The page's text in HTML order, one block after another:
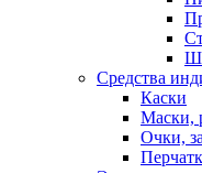
Средства
Каски
Маски,
Очки,